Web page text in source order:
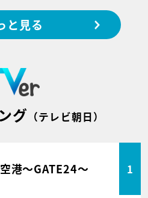
と見る
グ （テレビ朝日）
港～GATE24～ 1